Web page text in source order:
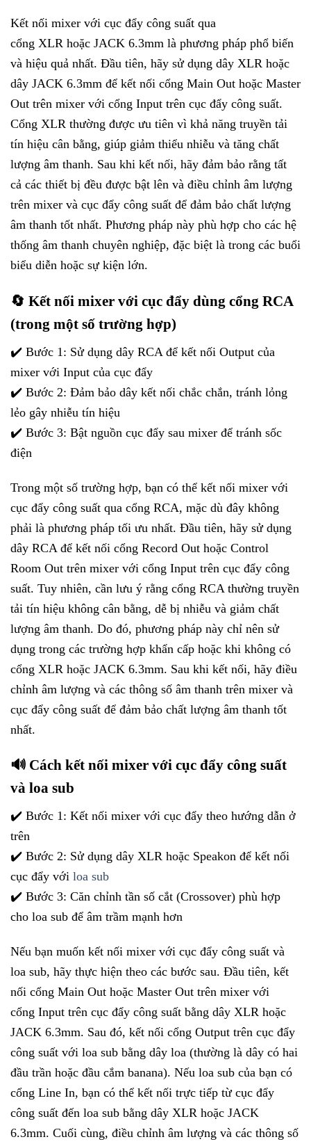
Kết nối mixer với cục đẩy công suất qua
cổng XLR hoặc JACK 6.3mm là phương pháp phổ biến
và hiệu quả nhất. Đầu tiên, hãy sử dụng dây XLR hoặc
dây JACK 6.3mm để kết nối cổng Main Out hoặc Master
Out trên mixer với cổng Input trên cục đẩy công suất.
Cổng XLR thường được ưu tiên vì khả năng truyền tải
tín hiệu cân bằng, giúp giảm thiểu nhiễu và tăng chất
lượng âm thanh. Sau khi kết nối, hãy đảm bảo rằng tất
cả các thiết bị đều được bật lên và điều chỉnh âm lượng
trên mixer và cục đẩy công suất để đảm bảo chất lượng
âm thanh tốt nhất. Phương pháp này phù hợp cho các hệ
thống âm thanh chuyên nghiệp, đặc biệt là trong các buổi
biểu diễn hoặc sự kiện lớn.
🔄 Kết nối mixer với cục đẩy dùng cổng RCA
(trong một số trường hợp)
✔️ Bước 1: Sử dụng dây RCA để kết nối Output của
mixer với Input của cục đẩy
✔️ Bước 2: Đảm bảo dây kết nối chắc chắn, tránh lỏng
lẻo gây nhiễu tín hiệu
✔️ Bước 3: Bật nguồn cục đẩy sau mixer để tránh sốc
điện
Trong một số trường hợp, bạn có thể kết nối mixer với
cục đẩy công suất qua cổng RCA, mặc dù đây không
phải là phương pháp tối ưu nhất. Đầu tiên, hãy sử dụng
dây RCA để kết nối cổng Record Out hoặc Control
Room Out trên mixer với cổng Input trên cục đẩy công
suất. Tuy nhiên, cần lưu ý rằng cổng RCA thường truyền
tải tín hiệu không cân bằng, dễ bị nhiễu và giảm chất
lượng âm thanh. Do đó, phương pháp này chỉ nên sử
dụng trong các trường hợp khẩn cấp hoặc khi không có
cổng XLR hoặc JACK 6.3mm. Sau khi kết nối, hãy điều
chỉnh âm lượng và các thông số âm thanh trên mixer và
cục đẩy công suất để đảm bảo chất lượng âm thanh tốt
nhất.
🔊 Cách kết nối mixer với cục đẩy công suất
và loa sub
✔️ Bước 1: Kết nối mixer với cục đẩy theo hướng dẫn ở
trên
✔️ Bước 2: Sử dụng dây XLR hoặc Speakon để kết nối
cục đẩy với loa sub
✔️ Bước 3: Căn chỉnh tần số cắt (Crossover) phù hợp
cho loa sub để âm trầm mạnh hơn
Nếu bạn muốn kết nối mixer với cục đẩy công suất và
loa sub, hãy thực hiện theo các bước sau. Đầu tiên, kết
nối cổng Main Out hoặc Master Out trên mixer với
cổng Input trên cục đẩy công suất bằng dây XLR hoặc
JACK 6.3mm. Sau đó, kết nối cổng Output trên cục đẩy
công suất với loa sub bằng dây loa (thường là dây có hai
đầu trần hoặc đầu cắm banana). Nếu loa sub của bạn có
cổng Line In, bạn có thể kết nối trực tiếp từ cục đẩy
công suất đến loa sub bằng dây XLR hoặc JACK
6.3mm. Cuối cùng, điều chỉnh âm lượng và các thông số